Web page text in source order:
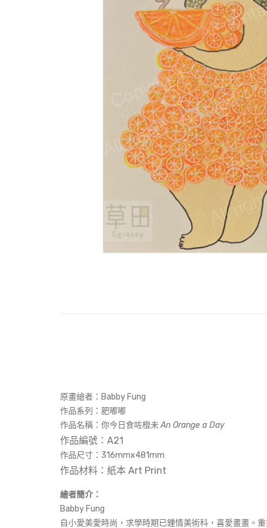
原畫繪者：Babby Fung
作品系列：肥嘟嘟
作品名稱： 你今日食咗橙未An Orange a Day
作品編號：A21
作品尺寸： 316mmx481mm
作品材料：紙本 Art Print
繪者簡介：
Babby Fung
自小愛美愛時尚，求學時期已鍾情美術科，喜愛畫畫。